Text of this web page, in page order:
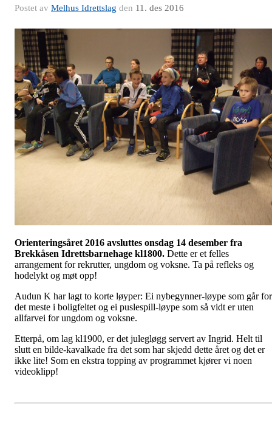
Postet av Melhus Idrettslag den 11. des 2016
Orienteringsåret 2016 avsluttes onsdag 14 desember fra
Brekkåsen Idrettsbarnehage kl1800. Dette er et felles
arrangement for rekrutter, ungdom og voksne. Ta på refleks og
hodelykt og møt opp!
Audun K har lagt to korte løyper: Ei nybegynner-løype som går for
det meste i boligfeltet og ei puslespill-løype som så vidt er uten
allfarvei for ungdom og voksne.
Etterpå, om lag kl1900, er det julegløgg servert av Ingrid. Helt til
slutt en bilde-kavalkade fra det som har skjedd dette året og det er
ikke lite! Som en ekstra topping av programmet kjører vi noen
videoklipp!